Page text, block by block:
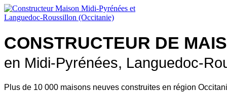
CONSTRUCTEUR DE
en Midi-Pyrénées, Languedoc-
Plus de 10 000 maisons neuves construites en région